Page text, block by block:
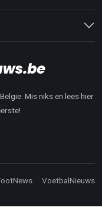
Mis niks en lees hier
VoetbalNieuws